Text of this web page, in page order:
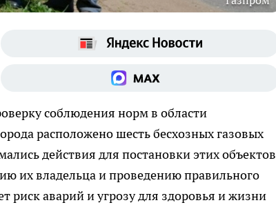
соблюдения норм в области
расположено шесть бесхозных газовых
действия для постановки этих объектов
их владельца и проведению правильного
риск аварий и угрозу для здоровья и жизни